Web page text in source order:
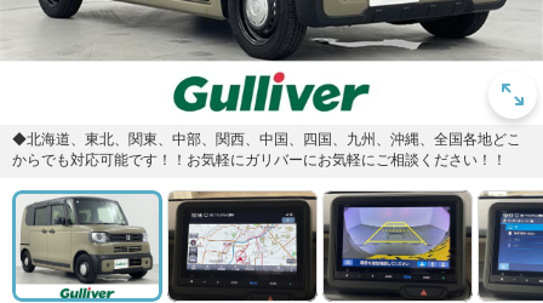
◆北海道、東北、関東、中部、関西、中国、四国、九州、沖縄、全国各地どこ
からでも対応可能です！！お気軽にガリバーにお気軽にご相談ください！！